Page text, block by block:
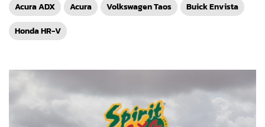
Acura ADX Acura Volkswagen Taos
Buick Envista
Honda HR-V